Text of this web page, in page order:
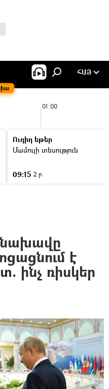
ՀԱՅ
01:00
Ուղիղ եթեր
Մամուլի տեսություն
09:15 2 ր
է
ինչ ռիսկեր